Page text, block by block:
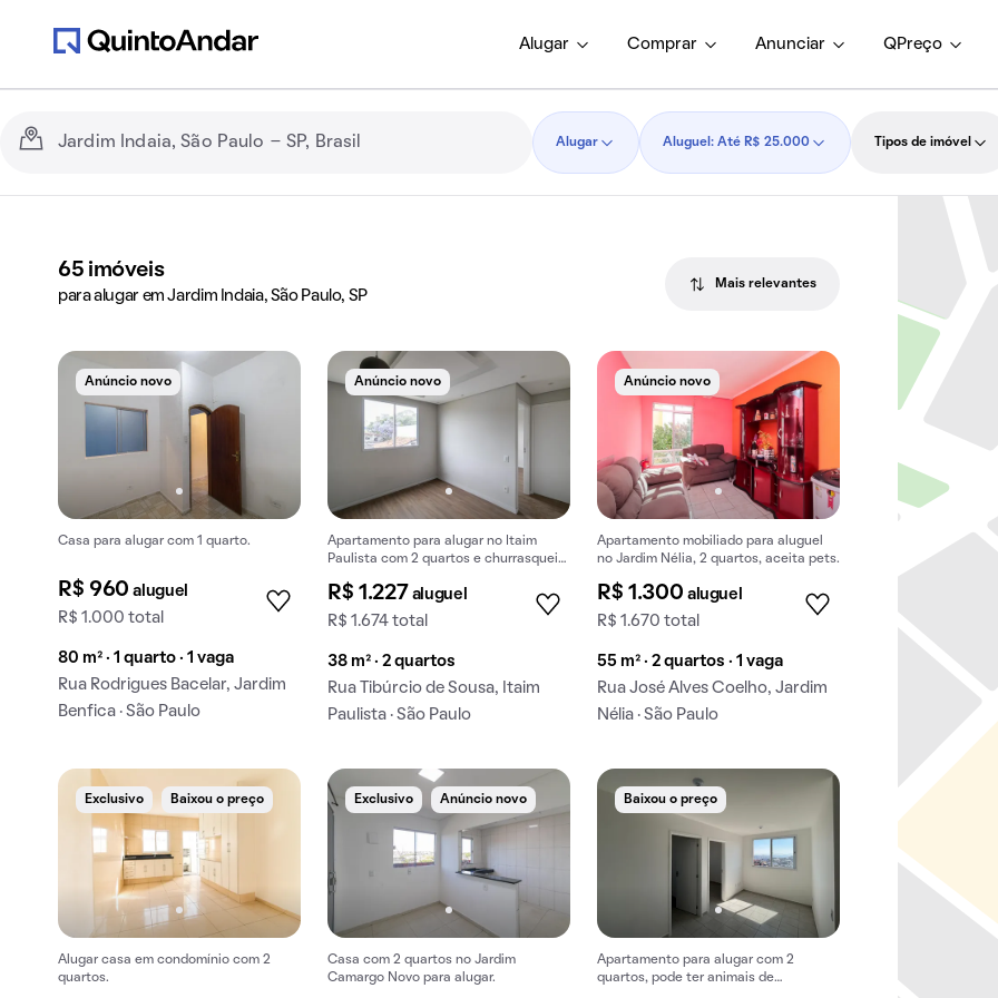
Alugar Comprar Anunciar QPreço
Alugar Aluguel: Até R$ 25.000 Tipos de imóvel
65 imóveis
para alugar em Jardim Indaia, São Paulo, SP
Mais relevantes
Anúncio novo
Casa para alugar com 1 quarto.
R$ 960aluguel
R$ 1.000 total
80 m² · 1 quarto · 1 vaga
Rua Rodrigues Bacelar, Jardim
Benfica · São Paulo
Anúncio novo
Apartamento para alugar no Itaim
Paulista com 2 quartos e churrasqueira
R$ 1.227 aluguel
R$ 1.674 total
38 m² · 2 quartos
Rua Tibúrcio de Sousa, Itaim
Paulista · São Paulo
Anúncio novo
Apartamento mobiliado para aluguel
no Jardim Nélia, 2 quartos, aceita pets.
R$ 1.300 aluguel
R$ 1.670 total
55 m² · 2 quartos · 1 vaga
Rua José Alves Coelho, Jardim
Nélia · São Paulo
Exclusivo Baixou o preço
Alugar casa em condomínio com 2
quartos.
Exclusivo Anúncio novo
Casa com 2 quartos no Jardim
Camargo Novo para alugar.
Baixou o preço
Apartamento para alugar com 2
quartos, pode ter animais de